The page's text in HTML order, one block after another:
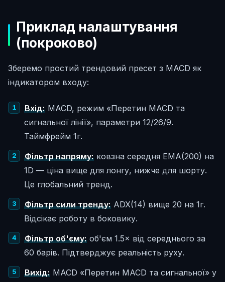
Приклад налаштування
(покроково)
Зберемо простий трендовий пресет з MACD як
індикатором входу:
Вхід:MACD, режим «Перетин MACD та
сигнальної лінії», параметри 12/26/9.
Таймфрейм 1г.
Фільтр напряму:ковзна середня EMA(200) на
1D — ціна вище для лонгу, нижче для шорту.
Це глобальний тренд.
Фільтр сили тренду:ADX(14) вище 20 на 1г.
Відсікає роботу в боковику.
Фільтр об'єму:об'єм 1.5× від середнього за
60 барів. Підтверджує реальність руху.
Вихід:MACD «Перетин MACD та сигнальної» у